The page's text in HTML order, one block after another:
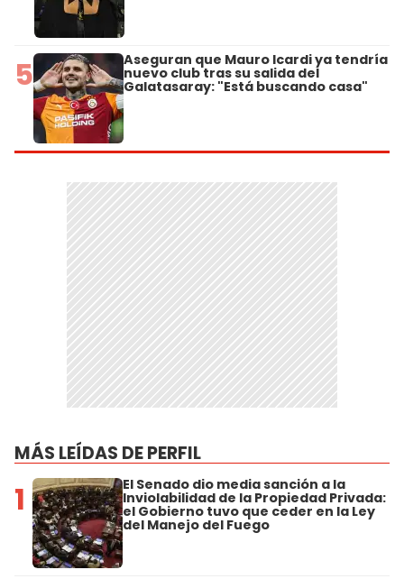
5 Aseguran que Mauro Icardi ya tendría
nuevo club tras su salida del
Galatasaray: "Está buscando casa"
MÁS LEÍDAS DE PERFIL
1 El Senado dio media sanción a la
Inviolabilidad de la Propiedad Privada:
el Gobierno tuvo que ceder en la Ley
del Manejo del Fuego